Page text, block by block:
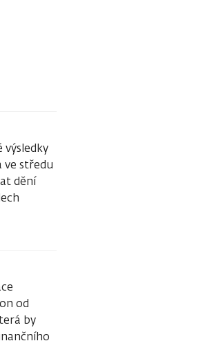
výsledky
ve středu
dění
od
by